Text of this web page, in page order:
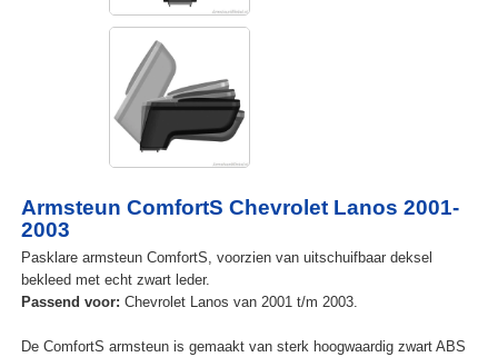
Armsteun ComfortS Chevrolet Lanos 2001-
2003
Pasklare armsteun ComfortS, voorzien van uitschuifbaar deksel
bekleed met echt zwart leder.
Passend voor: Chevrolet Lanos van 2001 t/m 2003.
De ComfortS armsteun is gemaakt van sterk hoogwaardig zwart ABS